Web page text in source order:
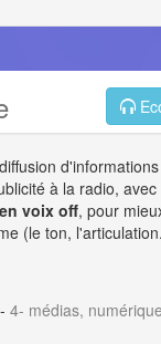
à la radio, avec
voix off, pour
(le ton,
-4- médias,